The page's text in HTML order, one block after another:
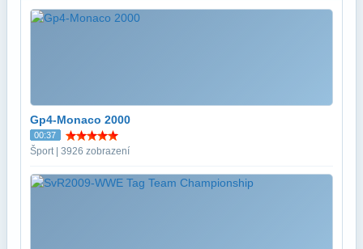
Gp4-Monaco 2000
00:37
Šport | 3926 zobrazení